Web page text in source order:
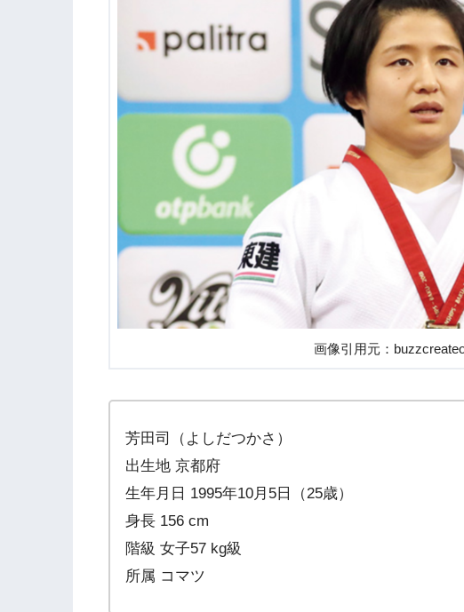
画像引用元：
芳田司（よしだつかさ）
出生地 京都府
生年月日 1995年10月5日（25歳）
身長 156 cm
階級 女子57 kg級
所属 コマツ